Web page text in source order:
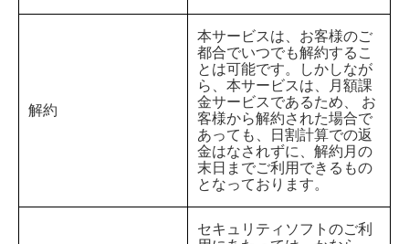
解約
本サービスは、お客様のご
都合でいつでも解約するこ
とは可能です。しかしなが
ら、本サービスは、月額課
金サービスであるため、 お
客様から解約された場合で
あっても、日割計算での返
金はなされずに、解約月の
末日までご利用できるもの
となっております。
セキュリティソフトのご利